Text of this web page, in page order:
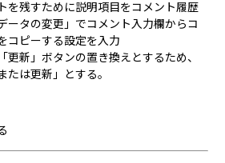
を残すために説明項目をコメント履歴
ータの変更」でコメント入力欄からコ
コピーする設定を入力
更新」ボタンの置き換えとするため、
は更新」とする。